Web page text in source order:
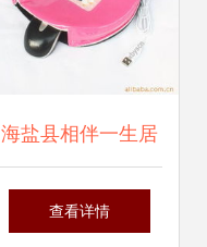
海盐县相伴一生居
家日用品厂 打造温
查看详情